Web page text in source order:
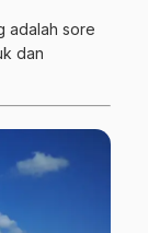
adalah sore
dan